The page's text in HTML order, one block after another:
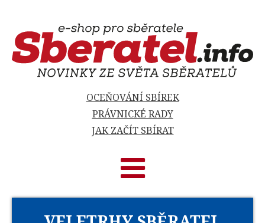
OCEŇOVÁNÍ SBÍREK
PRÁVNICKÉ RADY
JAK ZAČÍT SBÍRAT